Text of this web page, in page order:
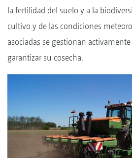
la fertilidad del suelo y a la
cultivo y de las condiciones
asociadas se gestionan
garantizar su cosecha.